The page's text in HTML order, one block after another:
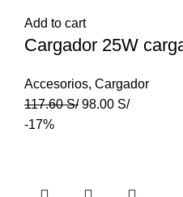
Add to cart
Cargador 25W
Accesorios, Cargador
117.60S/ 98.00 S/
-17%